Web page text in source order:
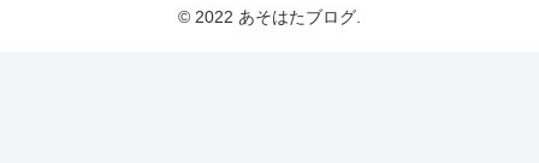
© 2022 あそはたブログ.